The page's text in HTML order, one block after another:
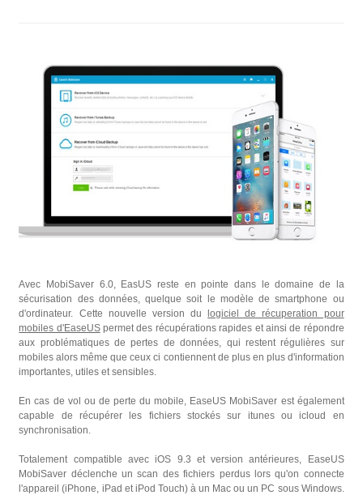
Avec MobiSaver 6.0, EasUS reste en pointe dans le domaine de la
sécurisation des données, quelque soit le modèle de smartphone ou
d'ordinateur. Cette nouvelle version dulogiciel de récuperation pour
mobiles d'EaseUSpermet des récupérations rapides et ainsi de répondre
aux problématiques de pertes de données, qui restent régulières sur
mobiles alors même que ceux ci contiennent de plus en plus d'information
importantes, utiles et sensibles.
En cas de vol ou de perte du mobile, EaseUS MobiSaver est également
capable de récupérer les fichiers stockés sur itunes ou icloud en
synchronisation.
Totalement compatible avec iOS 9.3 et version antérieures, EaseUS
MobiSaver déclenche un scan des fichiers perdus lors qu'on connecte
l'appareil (iPhone, iPad et iPod Touch) à un Mac ou un PC sous Windows.